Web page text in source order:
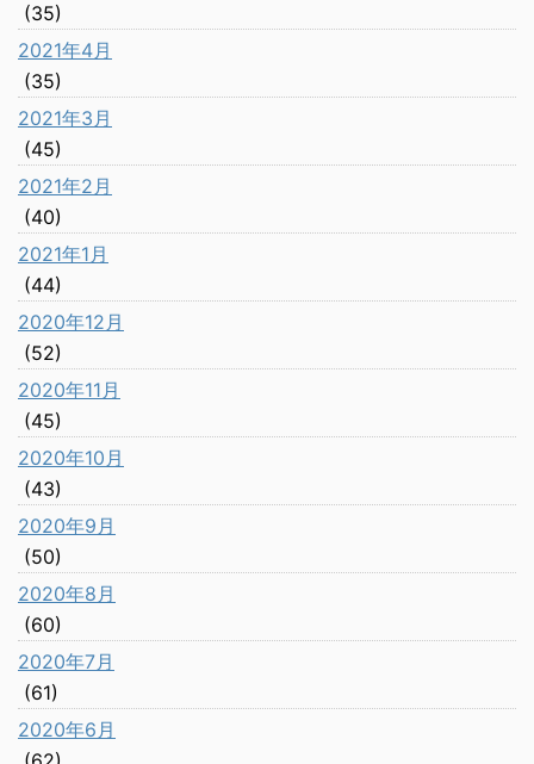
(35)
2021年4月
(35)
2021年3月
(45)
2021年2月
(40)
2021年1月
(44)
2020年12月
(52)
2020年11月
(45)
2020年10月
(43)
2020年9月
(50)
2020年8月
(60)
2020年7月
(61)
2020年6月